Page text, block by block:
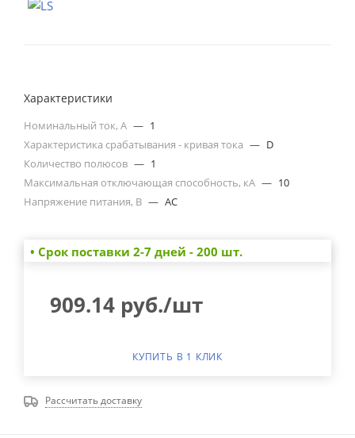
Характеристики
Номинальный ток, А — 1
Характеристика срабатывания - кривая тока — D
Количество полюсов — 1
Максимальная отключающая способность, кА — 10
Напряжение питания, В — AC
• Cрок поставки 2-7 дней - 200 шт.
909.14 руб./шт
КУПИТЬ В 1 КЛИК
Рассчитать доставку